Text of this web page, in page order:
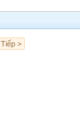
Tiếp >